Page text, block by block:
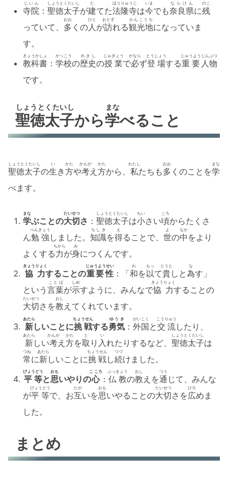
寺院
じいん
：聖徳太子
しょうとくたいし
が建
た
てた法隆寺
ほうりゅうじ
は今
いま
でも奈良県
ならけん
に残
のこ
っていて、 多
おお
くの人
ひと
が訪
おとず
れる観光地
かんこうち
になっていま
す。
教科書
きょうかしょ
：学校
がっこう
の歴史
れきし
の授業
じゅぎょう
で必
かなら
ず登場
とうじょう
する重要
じゅうよう
人物
じんぶつ
です。
聖徳太子
しょうとくたいし
から学
まな
べること
聖徳太子
しょうとくたいし
の生
い
き方
かた
や考
かんが
え 方
かた
から、 私
わたし
たちも多
おお
くのことを学
まな
べます。
学
まな
ぶことの大切
たいせつ
さ ：聖徳太子
しょうとくたいし
は小
ちい
さい頃
ころ
からたくさ
ん勉強
べんきょう
しました。知識
ちしき
を得
え
ることで、世
よ
の中
なか
をより
よくする力
ちから
が身
み
につくんです。
協力
きょうりょく
することの重要性
じゅうようせい
：「和
わ
を以
もっ
て貴
とうと
しと為
な
す」
という言葉
ことば
が示
しめ
すように、みんなで協力
きょうりょく
することの
大切
たいせつ
さを教
おし
えてくれています。
新
あたら
しいことに挑戦
ちょうせん
する勇気
ゆうき
：外国
がいこく
と交流
こうりゅう
したり、
新
あたら
しい考
かんが
え方
かた
を取
と
り 入
い
れたりするなど、聖徳太子
しょうとくたいし
は
常
つね
に新
あたら
しいことに挑戦
ちょうせん
し続
つづ
けました。
平等
びょうどう
と思
おも
いやりの心
こ ころ
：仏教
ぶっきょう
の教
おし
えを通
つう
じて、みんな
が平等
びょうどう
で、お互
たが
いを思
おも
いやることの大切
たいせつ
さを広
ひろ
めま
した。
まとめ